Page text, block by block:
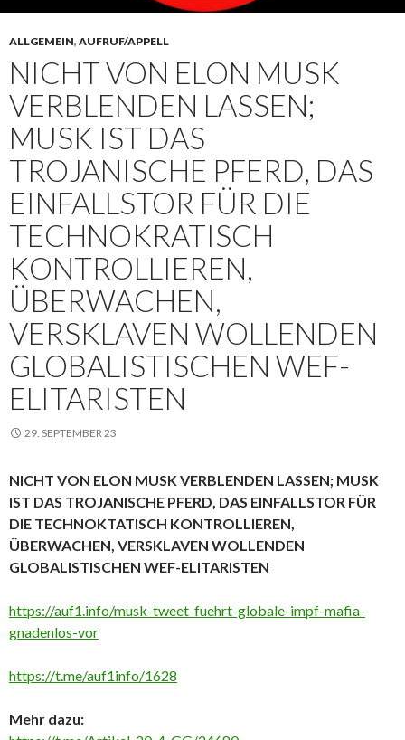
ALLGEMEIN, AUFRUF/APPELL
NICHT VON ELON MUSK
VERBLENDEN LASSEN;
MUSK IST DAS
TROJANISCHE PFERD, DAS
EINFALLSTOR FÜR DIE
TECHNOKRATISCH
KONTROLLIEREN,
ÜBERWACHEN,
VERSKLAVEN WOLLENDEN
GLOBALISTISCHEN WEF-
ELITARISTEN
29. SEPTEMBER 23
NICHT VON ELON MUSK VERBLENDEN LASSEN; MUSK
IST DAS TROJANISCHE PFERD, DAS EINFALLSTOR FÜR
DIE TECHNOKTATISCH KONTROLLIEREN,
ÜBERWACHEN, VERSKLAVEN WOLLENDEN
GLOBALISTISCHEN WEF-ELITARISTEN
https://auf1.info/musk-tweet-fuehrt-globale-impf-mafia-
gnadenlos-vor
https://t.me/auf1info/1628
Mehr dazu: